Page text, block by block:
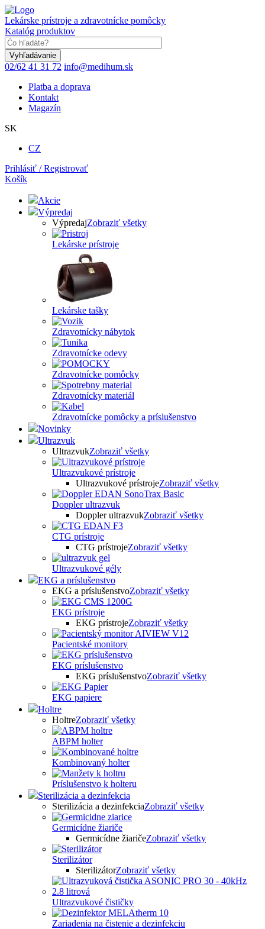
Skočiť
na
hlavný
obsah
Lekárske prístroje a zdravotnícke pomôcky
Katalóg produktov
02/62 41 31 72 info@medihum.sk
Platba a doprava
Kontakt
Magazín
SK
CZ
Prihlásiť / Registrovať
Košík
Akcie
Výpredaj
VýpredajZobraziť všetky
Lekárske prístroje
Lekárske tašky
Zdravotnícky nábytok
Zdravotnícke odevy
Zdravotnícke pomôcky
Zdravotnícky materiál
Zdravotnícke pomôcky a príslušenstvo
Novinky
Ultrazvuk
UltrazvukZobraziť všetky
Ultrazvukové prístroje
Ultrazvukové prístrojeZobraziť všetky
Doppler ultrazvuk
Doppler ultrazvukZobraziť všetky
CTG prístroje
CTG prístrojeZobraziť všetky
Ultrazvukové gély
EKG a príslušenstvo
EKG a príslušenstvoZobraziť všetky
EKG prístroje
EKG prístrojeZobraziť všetky
Pacientské monitory
EKG príslušenstvo
EKG príslušenstvoZobraziť všetky
EKG papiere
Holtre
HoltreZobraziť všetky
ABPM holter
Kombinovaný holter
Príslušenstvo k holteru
Sterilizácia a dezinfekcia
Sterilizácia a dezinfekciaZobraziť všetky
Germicídne žiariče
Germicídne žiaričeZobraziť všetky
Sterilizátor
SterilizátorZobraziť všetky
Ultrazvukové čističky
Zariadenia na čistenie a dezinfekciu